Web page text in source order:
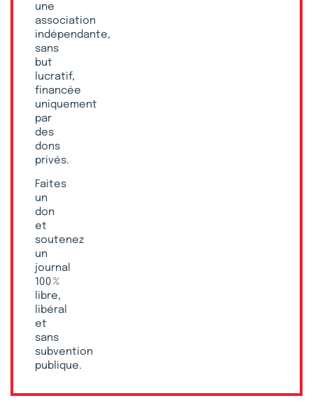
une
association
indépendante,
sans
but
lucratif,
financée
uniquement
par
des
dons
privés.
Faites
un
don
et
soutenez
un
journal
100 %
libre,
libéral
et
sans
subvention
publique.